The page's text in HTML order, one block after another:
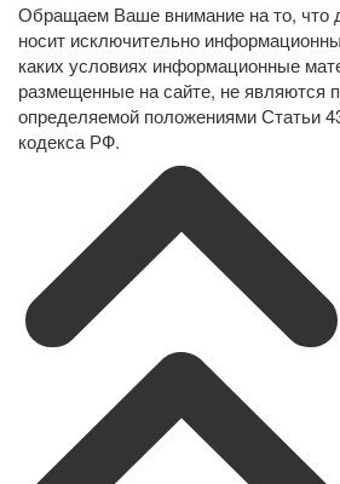
Обращаем Ваше внимание на то, что
носит исключительно
каких условиях информационные
размещенные на сайте, не являются
определяемой положениями Статьи
кодекса РФ.